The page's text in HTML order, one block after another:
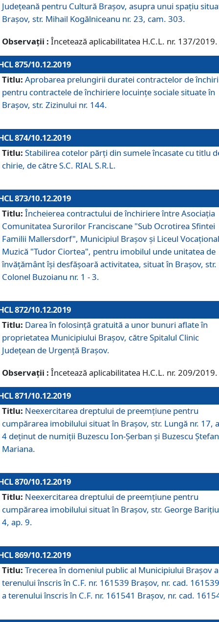
Judeţeană pentru Cultură Braşov, asupra unui spaţiu
Braşov, str. Mihail Kogălniceanu nr. 23, cam. 303.
Observații : Încetează aplicabilitatea H.C.L. nr. 137/2019.
875/10.12.2019
Titlu: Aprobarea prelungirii duratei contractelor de
pentru contractele de închiriere locuinţe sociale situate în
Braşov, str. Zizinului nr. 144.
874/10.12.2019
Titlu: Stabilirea cotelor părți din sumele încasate cu titlu
chirie, de către S.C. RIAL S.R.L.
873/10.12.2019
Titlu: Încheierea contractului de închiriere între Asociația
Comunitatea Surorilor Franciscane "Sub Ocrotirea Sfintei
Familii Mallersdorf", Municipiul Braşov şi Liceul
Muzică "Tudor Ciortea", pentru imobilul unde unitatea de
învățământ îşi desfăşoară activitatea, situat în Braşov, str.
Colonel Buzoianu nr. 1 - 3.
872/10.12.2019
Titlu: Darea în folosinţă gratuită a unor bunuri aflate în
proprietatea Municipiului Braşov, către Spitalul Clinic
Judeţean de Urgenţă Braşov.
Observații : Încetează aplicabilitatea H.C.L. nr. 209/2019.
871/10.12.2019
Titlu: Neexercitarea dreptului de preemţiune pentru
cumpărarea imobilului situat în Braşov, str. Lungă nr. 17,
4 deţinut de numiţii Buzescu Ion-Şerban și Buzescu
Mariana.
870/10.12.2019
Titlu: Neexercitarea dreptului de preemţiune pentru
cumpărarea imobilului situat în Braşov, str. George
4, ap. 9.
869/10.12.2019
Titlu: Trecerea în domeniul public al Municipiului Braşov a
terenului înscris în C.F. nr. 161539 Brașov, nr. cad.
a terenului înscris în C.F. nr. 161541 Brașov, nr. cad.